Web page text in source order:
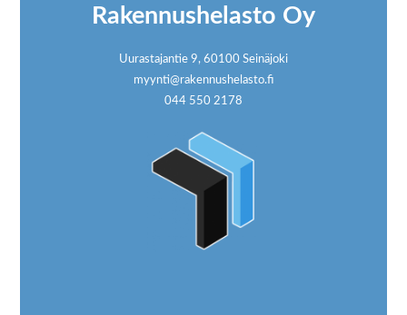
Rakennushelasto Oy
Uurastajantie 9, 60100 Seinäjoki
myynti@rakennushelasto.fi
044 550 2178